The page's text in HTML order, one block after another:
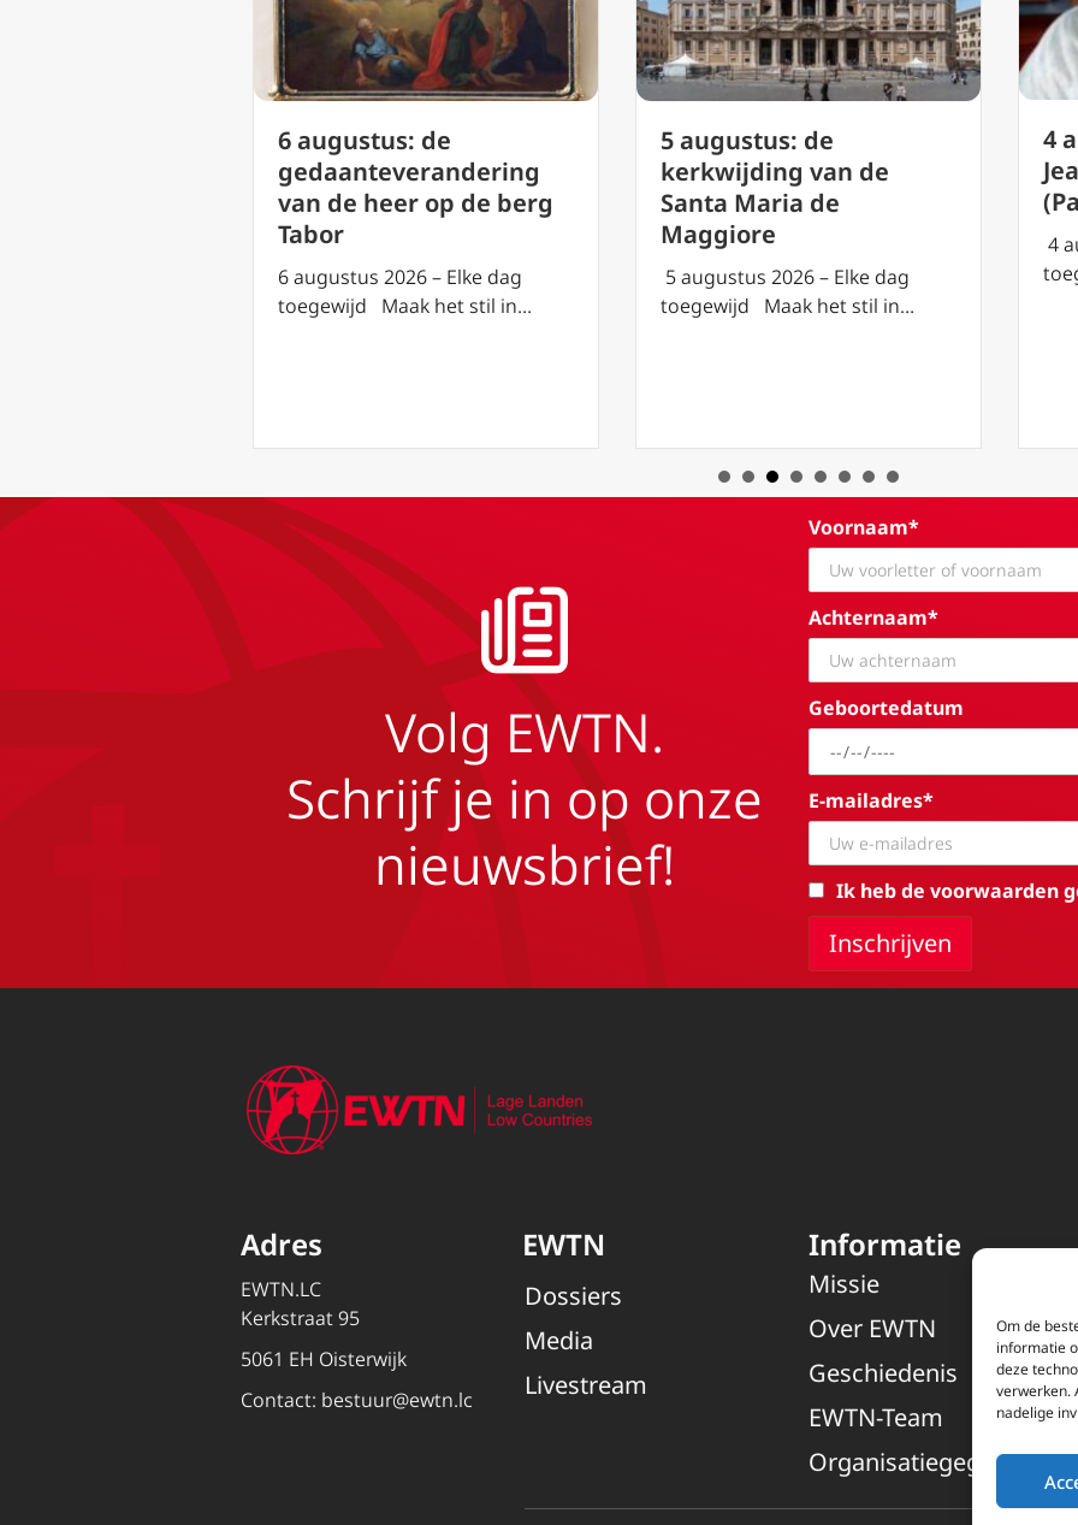
Om de
informatie
deze
verwerken.
nadelige
6 augustus: de
gedaanteverandering
van de heer op de berg
Tabor
6 augustus 2026 – Elke dag
toegewijd Maak het stil in…
5 augustus: de
kerkwijding van de
Santa Maria de
Maggiore
5 augustus 2026 – Elke dag
toegewijd Maak het stil in…
4
4
Volg EWTN.
Schrijf je in op onze
nieuwsbrief!
Voornaam*
Achternaam*
Geboortedatum
E-mailadres*
Ik heb de voorwaarden
Adres
EWTN.LC
Kerkstraat 95
5061 EH Oisterwijk
Contact: bestuur@ewtn.lc
EWTN
Dossiers
Media
Livestream
Informatie
Missie
Over EWTN
Geschiedenis
EWTN-Team
Organisatiegegevens